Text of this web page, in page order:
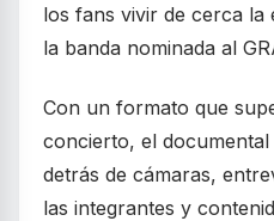
los fans vivir de cerca la
la banda nominada al
Con un formato que
concierto, el
detrás de cámaras,
las integrantes y